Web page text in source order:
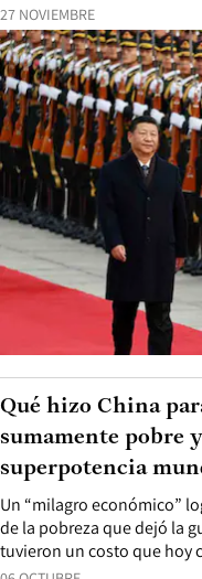
27 NOVIEMBRE
Un “milagro económico”
de la pobreza que dejó la
tuvieron un costo que hoy
Qué hizo China
sumamente pobre
superpotencia